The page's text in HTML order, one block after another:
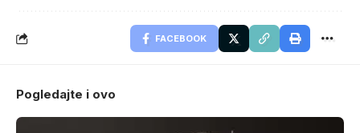
FACEBOOK
Pogledajte i ovo